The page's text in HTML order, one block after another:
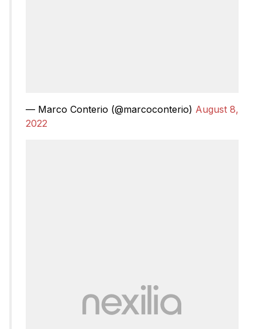
— Marco Conterio (@marcoconterio) August 8,
2022